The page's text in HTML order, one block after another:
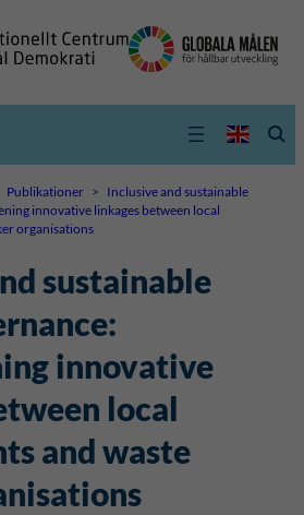
Publikationer > Inclusive and sustainable
innovative linkages between local
organisations
sustainable
innovative
local
and waste